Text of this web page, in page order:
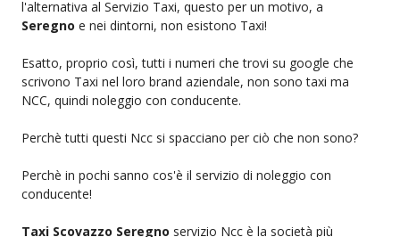
l'alternativa al Servizio Taxi, questo per un motivo, a
Seregno e nei dintorni, non esistono Taxi!
Esatto, proprio così, tutti i numeri che trovi su google che
scrivono Taxi nel loro brand aziendale, non sono taxi ma
NCC, quindi noleggio con conducente.
Perchè tutti questi Ncc si spacciano per ciò che non sono?
Perchè in pochi sanno cos'è il servizio di noleggio con
conducente!
Taxi Scovazzo Seregno servizio Ncc è la società più